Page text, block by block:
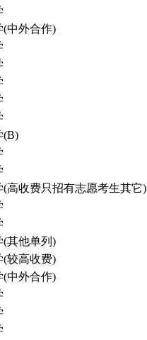
(中外合作)
(B)
(高收费只招有志愿考生其它)
(其他单列)
(较高收费)
(中外合作)